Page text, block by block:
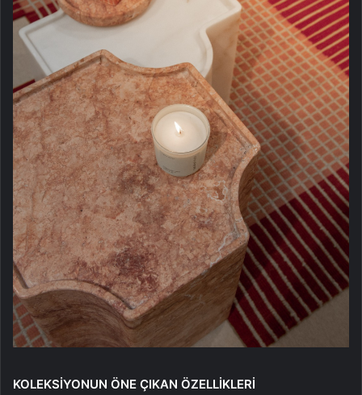
KOLEKSİYONUN ÖNE ÇIKAN ÖZELLİKLERİ